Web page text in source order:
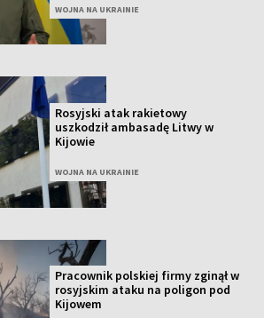
WOJNA NA UKRAINIE
Rosyjski atak rakietowy
uszkodził ambasadę Litwy w
Kijowie
WOJNA NA UKRAINIE
Pracownik polskiej firmy zginął w
rosyjskim ataku na poligon pod
Kijowem